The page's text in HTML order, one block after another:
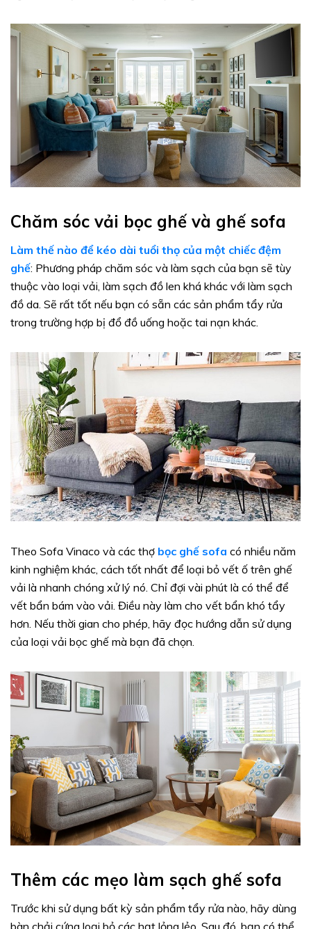
Chăm sóc vải bọc ghế và ghế sofa
Làm thế nào để kéo dài tuổi thọ của một chiếc đệm
ghế: Phương pháp chăm sóc và làm sạch của bạn sẽ tùy
thuộc vào loại vải, làm sạch đồ len khá khác với làm sạch
đồ da. Sẽ rất tốt nếu bạn có sẵn các sản phẩm tẩy rửa
trong trường hợp bị đổ đồ uống hoặc tai nạn khác.
Theo Sofa Vinaco và các thợ bọc ghế sofa có nhiều năm
kinh nghiệm khác, cách tốt nhất để loại bỏ vết ố trên ghế
vải là nhanh chóng xử lý nó. Chỉ đợi vài phút là có thể để
vết bẩn bám vào vải. Điều này làm cho vết bẩn khó tẩy
hơn. Nếu thời gian cho phép, hãy đọc hướng dẫn sử dụng
của loại vải bọc ghế mà bạn đã chọn.
Thêm các mẹo làm sạch ghế sofa
Trước khi sử dụng bất kỳ sản phẩm tẩy rửa nào, hãy dùng